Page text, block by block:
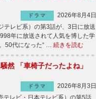
ドラマ
2026年8月4日
レビ系）の第3話が、3日に放送
年に放送されて人気を博した学
50代になった“ … 続きを読む
然 「車椅子だったよね」
ドラマ
2026年8月3日
レビ・日本テレビ系）の第5話